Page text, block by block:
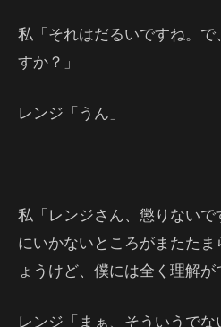
私「それはだるいですね。
すか？」
レンジ「うん」
私「レンジさん、懲りない
にいかないところがまたた
ょうけど、僕には全く理解が
レンジ「まぁ、そういうでな